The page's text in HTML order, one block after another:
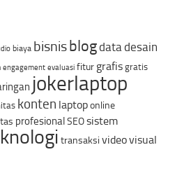
biaya bisnisblogdata desain
engagement evaluasi fitur grafis gratis
jokerlaptop
konten laptoponline
profesionalSEOsistem
transaksi videovisual